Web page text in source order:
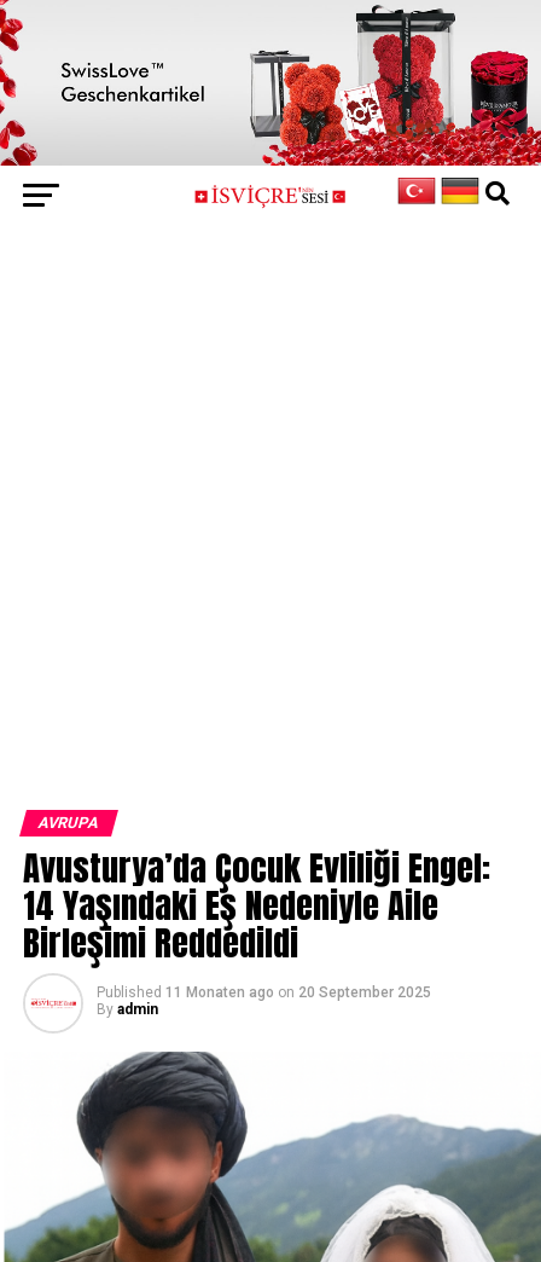
AVRUPA
Avusturya’da Çocuk Evliliği Engel:
14 Yaşındaki Eş Nedeniyle Aile
Birleşimi Reddedildi
Published 11 Monaten ago on 20 September 2025
By admin